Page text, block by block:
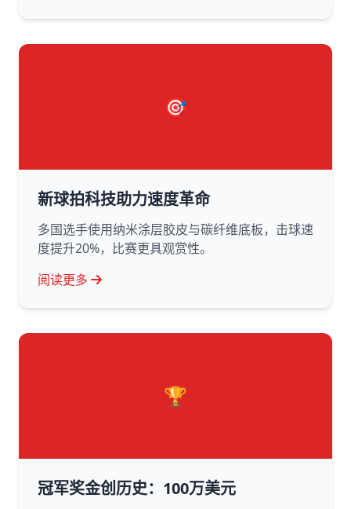
🎯
新球拍科技助力速度革命
多国选手使用纳米涂层胶皮与碳纤维底板，击球速
度提升20%，比赛更具观赏性。
阅读更多
🏆
冠军奖金创历史：100万美元